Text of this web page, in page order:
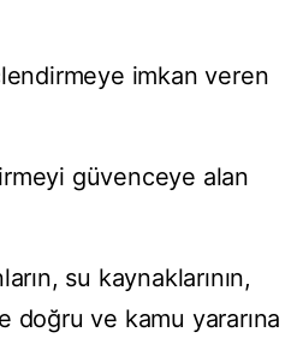
imkan veren
güvenceye alan
su kaynaklarının,
doğru ve kamu yararına